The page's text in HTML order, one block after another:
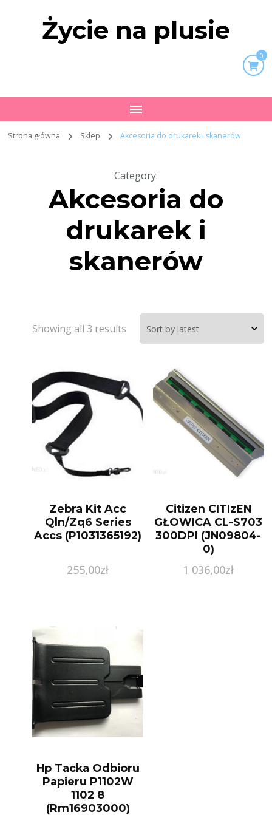
Życie na plusie
0
Strona główna Sklep Akcesoria do drukarek i skanerów
Category:
Akcesoria do
drukarek i
skanerów
Showing all 3 results
Zebra Kit Acc
Qln/Zq6 Series
Accs (P1031365192)
255,00zł
Citizen CITIzEN
GŁOWICA CL-S703
300DPI (JN09804-
0)
1 036,00zł
Hp Tacka Odbioru
Papieru P1102W
1102 8
(Rm16903000)